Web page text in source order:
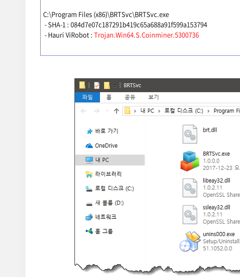
C:\Program Files (x86)\BRTSvc\BRTSvc.exe
- SHA-1 : 084d7e07c187291b419c65a688a91f599a153794
- Hauri ViRobot : Trojan.Win64.S.Coinminer.5300736